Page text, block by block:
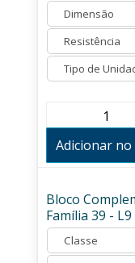
Amarração
em
L/T
Adicionar
Bloco
Família 39 - L9